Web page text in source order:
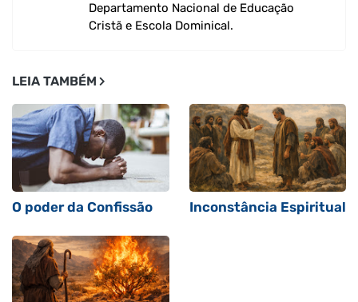
Departamento Nacional de Educação
Cristã e Escola Dominical.
LEIA TAMBÉM
O poder da Confissão Inconstância Espiritual